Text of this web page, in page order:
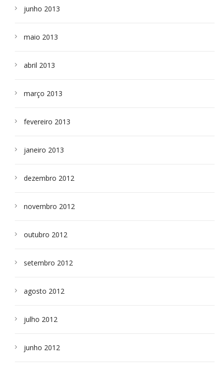
junho 2013
maio 2013
abril 2013
março 2013
fevereiro 2013
janeiro 2013
dezembro 2012
novembro 2012
outubro 2012
setembro 2012
agosto 2012
julho 2012
junho 2012